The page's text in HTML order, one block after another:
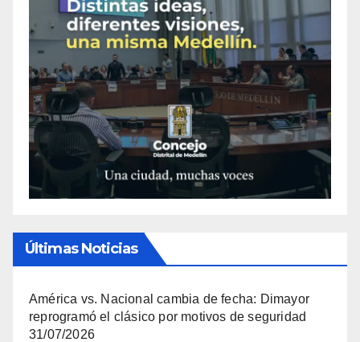
Últimas Noticias
América vs. Nacional cambia de fecha: Dimayor
reprogramó el clásico por motivos de seguridad
31/07/2026